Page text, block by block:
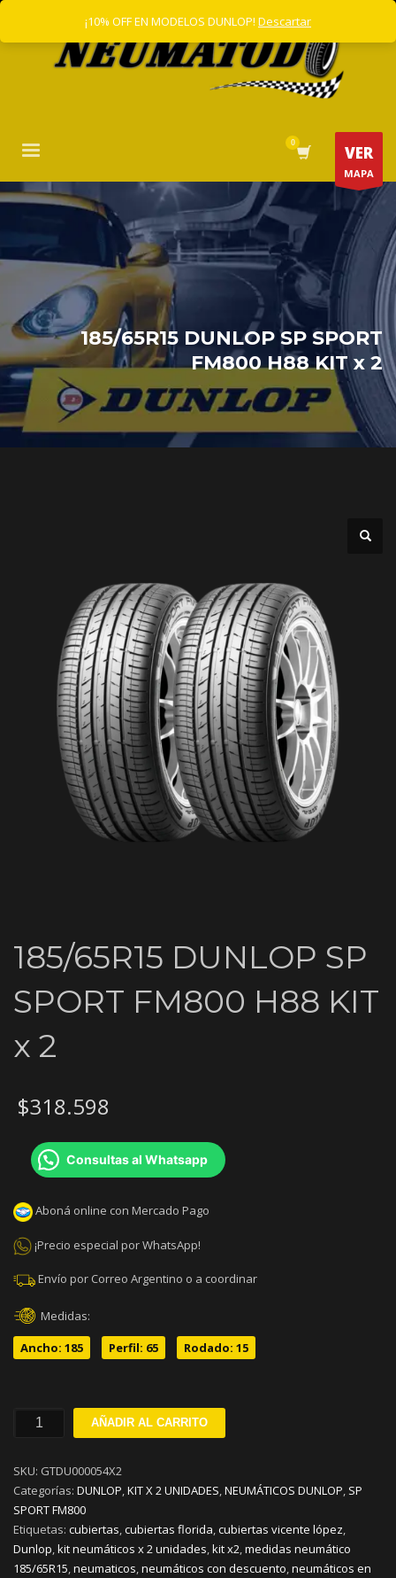
VER
MAPA
185/65R15 DUNLOP SP SPORT
FM800 H88 KIT x 2
185/65R15 DUNLOP SP
SPORT FM800 H88 KIT
x 2
$318.598
Consultas al Whatsapp
Aboná online con Mercado Pago
¡Precio especial por WhatsApp!
Envío por Correo Argentino o a coordinar
Medidas:
Ancho: 185
Perfil: 65 Rodado: 15
185/65R15
SPORT
FM800
H88
KIT
x
2
AÑADIR AL CARRITO
SKU: GTDU000054X2
Categorías: DUNLOP,KIT X 2 UNIDADES,NEUMÁTICOS DUNLOP, SP
SPORT FM800
Etiquetas: cubiertas,cubiertas florida,cubiertas vicente lópez,
Dunlop,kit neumáticos x 2 unidades,kit x2,medidas neumático
185/65R15,neumaticos,neumáticos con descuento,neumáticos en
¡10% OFF EN MODELOS DUNLOP! Descartar